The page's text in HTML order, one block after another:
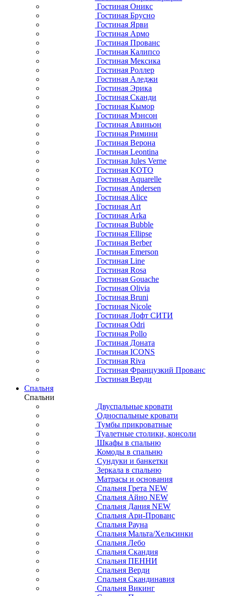
Гостиная Оникс
Гостиная Брусно
Гостиная Ярви
Гостиная Армо
Гостиная Прованс
Гостиная Калипсо
Гостиная Мексика
Гостиная Роллер
Гостиная Аледжи
Гостиная Эрика
Гостиная Сканди
Гостиная Кымор
Гостиная Мэнсон
Гостиная Авиньон
Гостиная Римини
Гостиная Верона
Гостиная Leontina
Гостиная Jules Verne
Гостиная KOTO
Гостиная Aquarelle
Гостиная Andersen
Гостиная Alice
Гостиная Art
Гостиная Arka
Гостиная Bubble
Гостиная Ellipse
Гостиная Berber
Гостиная Emerson
Гостиная Line
Гостиная Rosa
Гостиная Gouache
Гостиная Olivia
Гостиная Bruni
Гостиная Nicole
Гостиная Лофт СИТИ
Гостиная Odri
Гостиная Pollo
Гостиная Доната
Гостиная ICONS
Гостиная Riva
Гостиная Французкий Прованс
Гостиная Верди
Спальня
Спальни
Двуспальные кровати
Односпальные кровати
Тумбы прикроватные
Туалетные столики, консоли
Шкафы в спальню
Комоды в спальню
Сундуки и банкетки
Зеркала в спальню
Матрасы и основания
Спальня Грета NEW
Спальня Айно NEW
Спальня Дания NEW
Спальня Ари-Прованс
Спальня Рауна
Спальня Мальта/Хельсинки
Спальня Лебо
Спальня Скандия
Спальня ПЕННИ
Спальня Верди
Спальня Скандинавия
Спальня Викинг